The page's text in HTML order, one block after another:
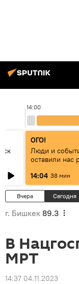
14:00
ОГО!
Люди и
оставили нас
14:04 38 мин
Вчера Сегодня
г. Бишкек 89.3
В
МРТ
14:37 04.11.2023